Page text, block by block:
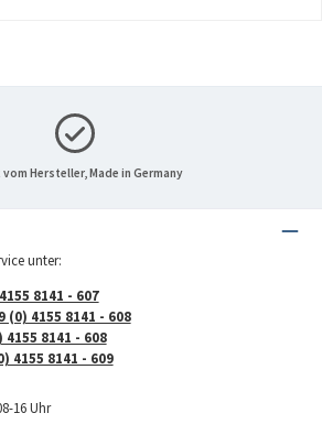
Hersteller, Made in Germany
unter:
8141 - 607
(0) 4155 8141 - 608
4155 8141 - 608
4155 8141 - 609
16 Uhr